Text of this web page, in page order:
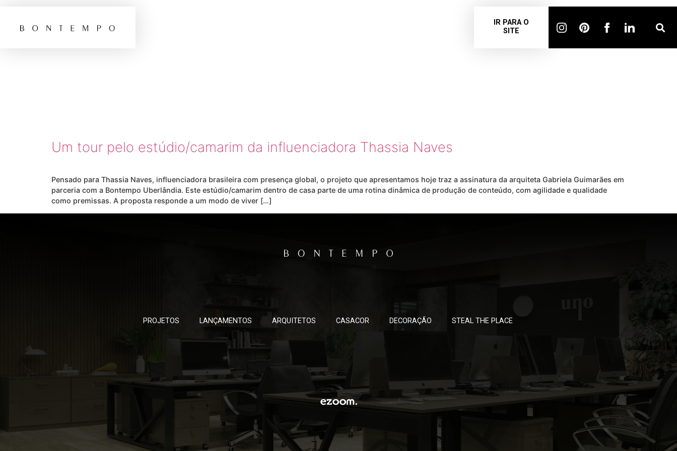
IR PARA O
SITE
Um tour pelo estúdio/camarim da influenciadora Thassia Naves
Pensado para Thassia Naves, influenciadora brasileira com presença global, o projeto que apresentamos hoje traz a assinatura da arquiteta Gabriela Guimarães em
parceria com a Bontempo Uberlândia. Este estúdio/camarim dentro de casa parte de uma rotina dinâmica de produção de conteúdo, com agilidade e qualidade
como premissas. A proposta responde a um modo de viver […]
PROJETOS LANÇAMENTOS ARQUITETOS CASACOR DECORAÇÃO STEAL THE PLACE